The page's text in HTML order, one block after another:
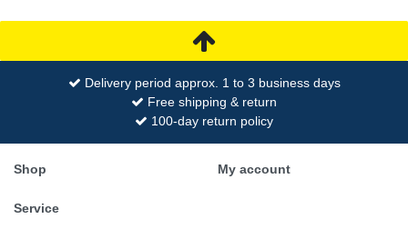
Delivery period approx. 1 to 3 business days
Free shipping & return
100-day return policy
Shop My account
Service